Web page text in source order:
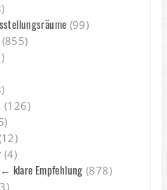
(99)
(855)
(126)
(4)
klare Empfehlung (878)